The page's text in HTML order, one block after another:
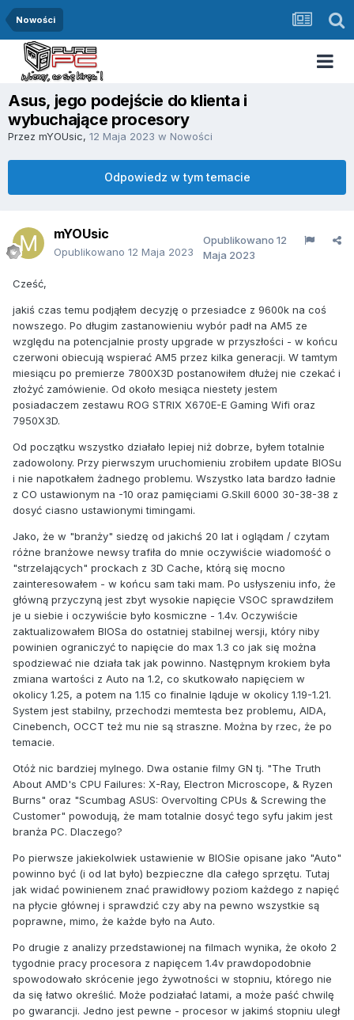
Nowości
Asus, jego podejście do klienta i
wybuchające procesory
Przez mYOUsic, 12 Maja 2023 w Nowości
Odpowiedz w tym temacie
mYOUsic
Opublikowano 12 Maja 2023
Opublikowano 12
Maja 2023
Cześć,
jakiś czas temu podjąłem decyzję o przesiadce z 9600k na coś
nowszego. Po długim zastanowieniu wybór padł na AM5 ze
względu na potencjalnie prosty upgrade w przyszłości - w końcu
czerwoni obiecują wspierać AM5 przez kilka generacji. W tamtym
miesiącu po premierze 7800X3D postanowiłem dłużej nie czekać i
złożyć zamówienie. Od około mesiąca niestety jestem
posiadaczem zestawu ROG STRIX X670E-E Gaming Wifi oraz
7950X3D.
Od początku wszystko działało lepiej niż dobrze, byłem totalnie
zadowolony. Przy pierwszym uruchomieniu zrobiłem update BIOSu
i nie napotkałem żadnego problemu. Wszystko lata bardzo ładnie
z CO ustawionym na -10 oraz pamięciami G.Skill 6000 30-38-38 z
dosyć ciasno ustawionymi timingami.
Jako, że w "branży" siedzę od jakichś 20 lat i oglądam / czytam
różne branżowe newsy trafiła do mnie oczywiście wiadomość o
"strzelających" prockach z 3D Cache, którą się mocno
zainteresowałem - w końcu sam taki mam. Po usłyszeniu info, że
główną przyczyną jest zbyt wysokie napięcie VSOC sprawdziłem
je u siebie i oczywiście było kosmiczne - 1.4v. Oczywiście
zaktualizowałem BIOSa do ostatniej stabilnej wersji, który niby
powinien ograniczyć to napięcie do max 1.3 co jak się można
spodziewać nie działa tak jak powinno. Następnym krokiem była
zmiana wartości z Auto na 1.2, co skutkowało napięciem w
okolicy 1.25, a potem na 1.15 co finalnie ląduje w okolicy 1.19-1.21.
System jest stabilny, przechodzi memtesta bez problemu, AIDA,
Cinebench, OCCT też mu nie są straszne. Można by rzec, że po
temacie.
Otóż nic bardziej mylnego. Dwa ostanie filmy GN tj. "The Truth
About AMD's CPU Failures: X-Ray, Electron Microscope, & Ryzen
Burns" oraz "Scumbag ASUS: Overvolting CPUs & Screwing the
Customer" powodują, że mam totalnie dosyć tego syfu jakim jest
branża PC. Dlaczego?
Po pierwsze jakiekolwiek ustawienie w BIOSie opisane jako "Auto"
powinno być (i od lat było) bezpieczne dla całego sprzętu. Tutaj
jak widać powinienem znać prawidłowy poziom każdego z napięć
na płycie głównej i sprawdzić czy aby na pewno wszystkie są
poprawne, mimo, że każde było na Auto.
Po drugie z analizy przedstawionej na filmach wynika, że około 2
tygodnie pracy procesora z napięcem 1.4v prawdopodobnie
spowodowało skrócenie jego żywotności w stopniu, którego nie
da się łatwo określić. Może podziałać latami, a może paść chwilę
po gwarancji. Jedno jest pewne - procesor w jakimś stopniu uległ